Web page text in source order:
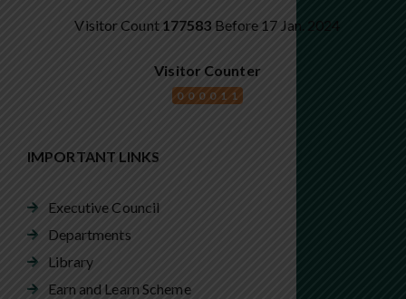
Visitor Count 177583 Before 17 Jan. 2024
Visitor Counter
000011
IMPORTANT LINKS
Executive Council
Departments
Library
Earn and Learn Scheme